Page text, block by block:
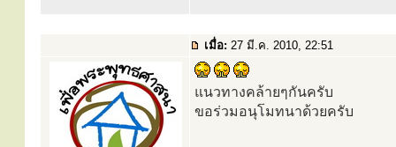
เมื่อ: 27 มี.ค. 2010, 22:51
แนวทางคล้ายๆกันครับ
ขอร่วมอนุโมทนาด้วยครับ